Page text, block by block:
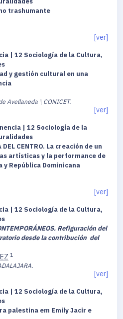
trashumante
[ver]
| 12 Sociología de la Cultura,
y gestión cultural en una
Avellaneda \ CONICET.
[ver]
| 12 Sociología de la
DEL CENTRO. La creación de un
artísticas y la performance de
y República Dominicana
[ver]
| 12 Sociología de la Cultura,
Refiguración del
desde la contribución del
1
[ver]
| 12 Sociología de la Cultura,
palestina em Emily Jacir e